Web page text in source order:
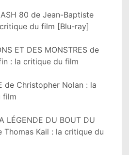
80 de Jean-Baptiste
du film [Blu-ray]
ET DES MONSTRES de
: la critique du film
de Christopher Nolan : la
film
LÉGENDE DU BOUT DU
Thomas Kail : la critique du